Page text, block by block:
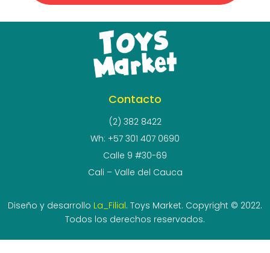
Contacto
(2) 382 8422
Wh: +57 301 407 0690
Calle 9 #30-69
Cali – Valle del Cauca
Diseño y desarrollo La_Filial. Toys Market. Copyright © 2022.
Todos los derechos reservados.